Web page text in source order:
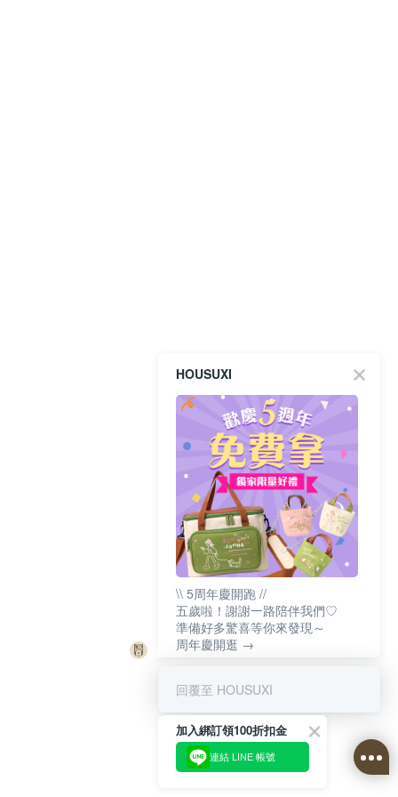
HOUSUXI
\\ 5周年慶開跑 //
五歲啦！謝謝一路陪伴我們♡
準備好多驚喜等你來發現～
周年慶開逛 →
回覆至 HOUSUXI
加入綁訂領100折扣金
連結 LINE 帳號